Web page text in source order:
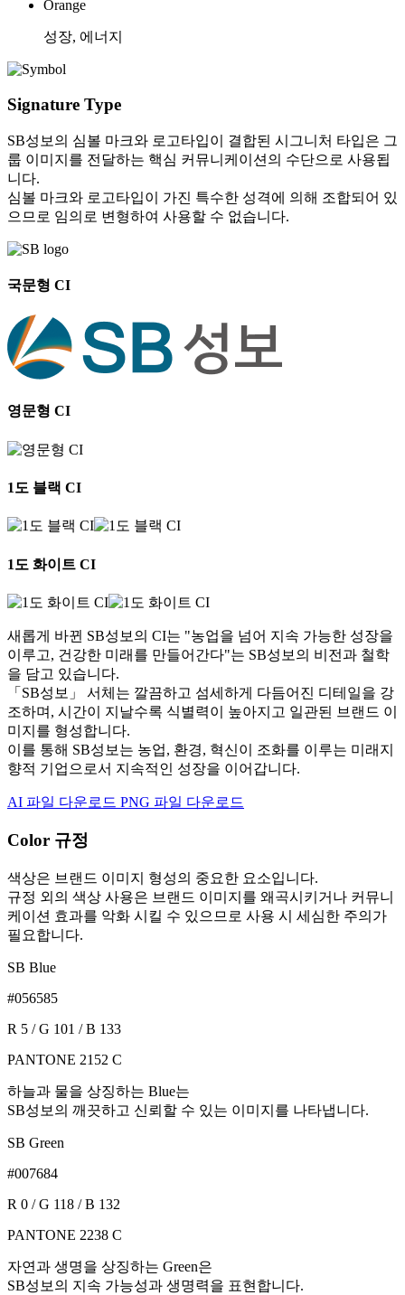
Orange
성장, 에너지
Signature Type
SB성보의 심볼 마크와 로고타입이 결합된 시그니처 타입은 그
룹 이미지를 전달하는 핵심 커뮤니케이션의 수단으로 사용됩
니다.
심볼 마크와 로고타입이 가진 특수한 성격에 의해 조합되어 있
으므로 임의로 변형하여 사용할 수 없습니다.
국문형 CI
영문형 CI
1도 블랙 CI
1도 화이트 CI
새롭게 바뀐 SB성보의 CI는 "농업을 넘어 지속 가능한 성장을
이루고, 건강한 미래를 만들어간다"는 SB성보의 비전과 철학
을 담고 있습니다.
「SB성보」 서체는 깔끔하고 섬세하게 다듬어진 디테일을 강
조하며, 시간이 지날수록 식별력이 높아지고 일관된 브랜드 이
미지를 형성합니다.
이를 통해 SB성보는 농업, 환경, 혁신이 조화를 이루는 미래지
향적 기업으로서 지속적인 성장을 이어갑니다.
AI 파일 다운로드 PNG 파일 다운로드
Color 규정
색상은 브랜드 이미지 형성의 중요한 요소입니다.
규정 외의 색상 사용은 브랜드 이미지를 왜곡시키거나 커뮤니
케이션 효과를 악화 시킬 수 있으므로 사용 시 세심한 주의가
필요합니다.
SB Blue
#056585
R 5 / G 101 / B 133
PANTONE 2152 C
하늘과 물을 상징하는 Blue는
SB성보의 깨끗하고 신뢰할 수 있는 이미지를 나타냅니다.
SB Green
#007684
R 0 / G 118 / B 132
PANTONE 2238 C
자연과 생명을 상징하는 Green은
SB성보의 지속 가능성과 생명력을 표현합니다.